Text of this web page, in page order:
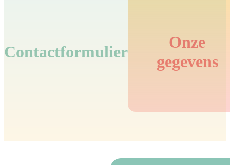
Contactformulier
Onze
gegevens